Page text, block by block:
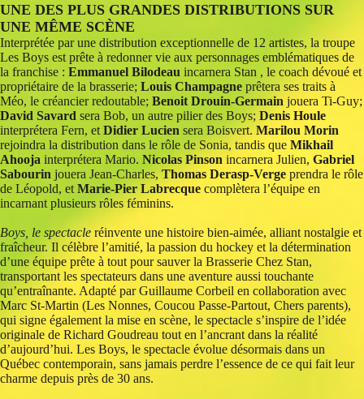
UNE DES PLUS GRANDES DISTRIBUTIONS SUR
UNE MÊME SCÈNE
Interprétée par une distribution exceptionnelle de 12 artistes, la troupe
Les Boys est prête à redonner vie aux personnages emblématiques de
la franchise : Emmanuel Bilodeau incarnera Stan , le coach dévoué et
propriétaire de la brasserie; Louis Champagne prêtera ses traits à
Méo, le créancier redoutable; Benoit Drouin-Germain jouera Ti-Guy;
David Savard sera Bob, un autre pilier des Boys; Denis Houle
interprétera Fern, et Didier Lucien sera Boisvert. Marilou Morin
rejoindra la distribution dans le rôle de Sonia, tandis que Mikhail
Ahooja interprétera Mario. Nicolas Pinson incarnera Julien, Gabriel
Sabourin jouera Jean-Charles, Thomas Derasp-Verge prendra le rôle
de Léopold, et Marie-Pier Labrecque complètera l’équipe en
incarnant plusieurs rôles féminins.
Boys, le spectacle réinvente une histoire bien-aimée, alliant nostalgie et
fraîcheur. Il célèbre l’amitié, la passion du hockey et la détermination
d’une équipe prête à tout pour sauver la Brasserie Chez Stan,
transportant les spectateurs dans une aventure aussi touchante
qu’entraînante. Adapté par Guillaume Corbeil en collaboration avec
Marc St-Martin (Les Nonnes, Coucou Passe-Partout, Chers parents),
qui signe également la mise en scène, le spectacle s’inspire de l’idée
originale de Richard Goudreau tout en l’ancrant dans la réalité
d’aujourd’hui. Les Boys, le spectacle évolue désormais dans un
Québec contemporain, sans jamais perdre l’essence de ce qui fait leur
charme depuis près de 30 ans.